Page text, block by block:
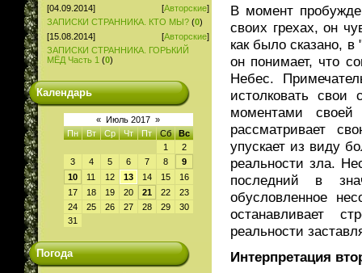
[04.09.2014]
[Авторские]
ЗАПИСКИ СТРАННИКА. КТО МЫ? (0)
[15.08.2014]
[Авторские]
ЗАПИСКИ СТРАННИКА. ГОРЬКИЙ
МЁД Часть 1 (0)
Календарь
« Июль 2017 »
Пн
Вт Ср Чт Пт Сб
Вс
1
2
3
4 5 6 7 8
9
10
11 12 13 14 15
16
17
18 19 20 21 22
23
24
25 26 27 28 29
30
31
Погода
В момент
своих грехах, он
как было сказано,
он понимает, что
Небес.
истолковать свои
моментами своей
рассматривает
упускает из виду
реальности зла.
последний в
обусловленное
останавливает
реальности
Интерпретация